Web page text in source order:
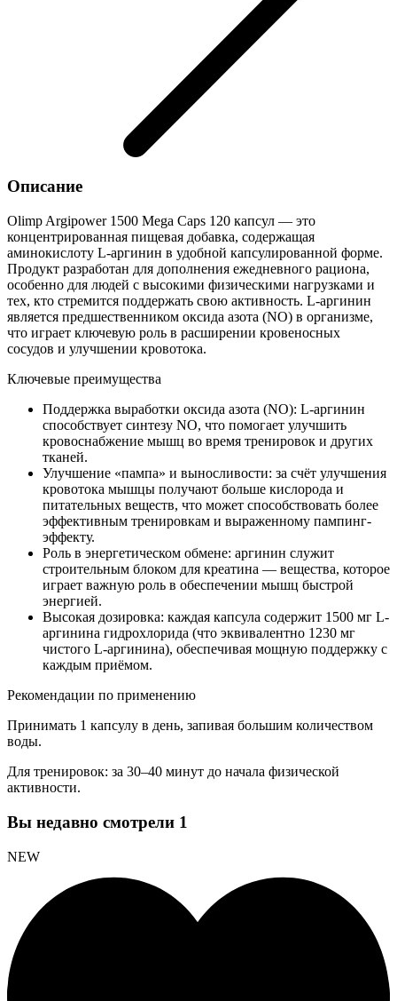
Описание
Olimp Argipower 1500 Mega Caps 120 капсул — это
концентрированная пищевая добавка, содержащая
аминокислоту L-аргинин в удобной капсулированной форме.
Продукт разработан для дополнения ежедневного рациона,
особенно для людей с высокими физическими нагрузками и
тех, кто стремится поддержать свою активность. L-аргинин
является предшественником оксида азота (NO) в организме,
что играет ключевую роль в расширении кровеносных
сосудов и улучшении кровотока.
Ключевые преимущества
Поддержка выработки оксида азота (NO): L-аргинин
способствует синтезу NO, что помогает улучшить
кровоснабжение мышц во время тренировок и других
тканей.
Улучшение «пампа» и выносливости: за счёт улучшения
кровотока мышцы получают больше кислорода и
питательных веществ, что может способствовать более
эффективным тренировкам и выраженному пампинг-
эффекту.
Роль в энергетическом обмене: аргинин служит
строительным блоком для креатина — вещества, которое
играет важную роль в обеспечении мышц быстрой
энергией.
Высокая дозировка: каждая капсула содержит 1500 мг L-
аргинина гидрохлорида (что эквивалентно 1230 мг
чистого L-аргинина), обеспечивая мощную поддержку с
каждым приёмом.
Рекомендации по применению
Принимать 1 капсулу в день, запивая большим количеством
воды.
Для тренировок: за 30–40 минут до начала физической
активности.
Вы недавно смотрели 1
NEW